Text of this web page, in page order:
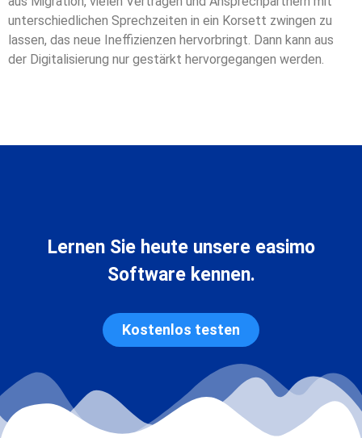
unterschiedlichen Sprechzeiten in ein Korsett zwingen zu
lassen, das neue Ineffizienzen hervorbringt. Dann kann aus
der Digitalisierung nur gestärkt hervorgegangen werden.
Lernen Sie heute unsere easimo
Software kennen.
Kostenlos testen